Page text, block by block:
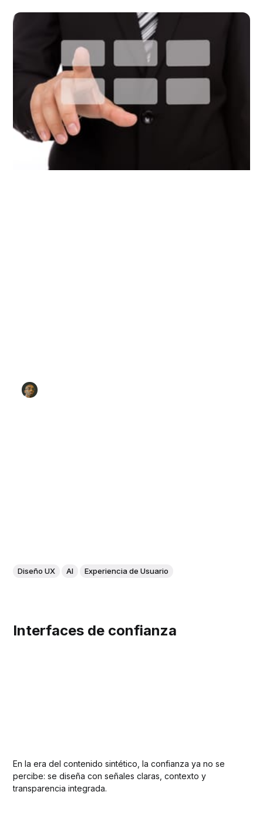
Diseño UX AI Experiencia de Usuario
Interfaces de confianza
En la era del contenido sintético, la confianza ya no se
percibe: se diseña con señales claras, contexto y
transparencia integrada.